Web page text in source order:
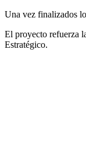
Una vez finalizados
El proyecto refuerza
Estratégico.